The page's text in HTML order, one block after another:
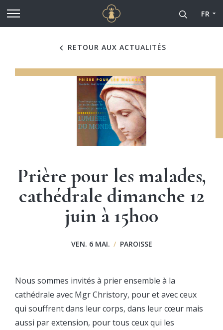
Aller au contenu principal Cathédrale Notre-Dame
FR
RETOUR AUX ACTUALITÉS
Prière pour les malades,
cathédrale dimanche 12
juin à 15h00
VEN. 6 MAI. / PAROISSE
Nous sommes invités à prier ensemble à la
cathédrale avec Mgr Christory, pour et avec ceux
qui souffrent dans leur corps, dans leur cœur mais
aussi par extension, pour tous ceux qui les